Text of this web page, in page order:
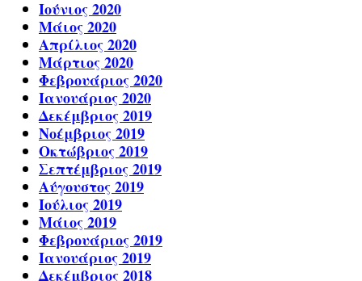
Ιούνιος 2020
Μάιος 2020
Απρίλιος 2020
Μάρτιος 2020
Φεβρουάριος 2020
Ιανουάριος 2020
Δεκέμβριος 2019
Νοέμβριος 2019
Οκτώβριος 2019
Σεπτέμβριος 2019
Αύγουστος 2019
Ιούλιος 2019
Μάιος 2019
Φεβρουάριος 2019
Ιανουάριος 2019
Δεκέμβριος 2018